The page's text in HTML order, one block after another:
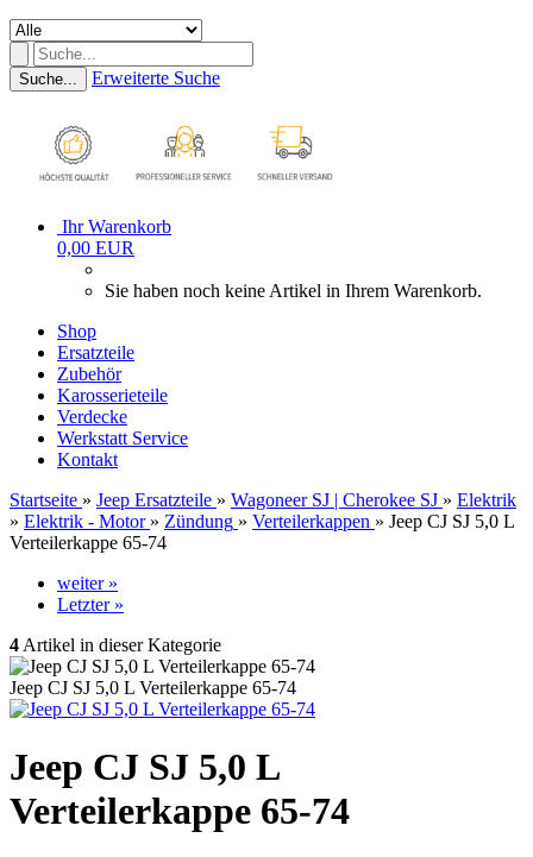
Suche... Erweiterte Suche
Ihr Warenkorb
0,00 EUR
Sie haben noch keine Artikel in Ihrem Warenkorb.
Shop
Ersatzteile
Zubehör
Karosserieteile
Verdecke
Werkstatt Service
Kontakt
Startseite » Jeep Ersatzteile » Wagoneer SJ | Cherokee SJ » Elektrik
» Elektrik - Motor » Zündung » Verteilerkappen » Jeep CJ SJ 5,0 L
Verteilerkappe 65-74
weiter »
Letzter »
4 Artikel in dieser Kategorie
Jeep CJ SJ 5,0 L Verteilerkappe 65-74
Jeep CJ SJ 5,0 L
Verteilerkappe 65-74